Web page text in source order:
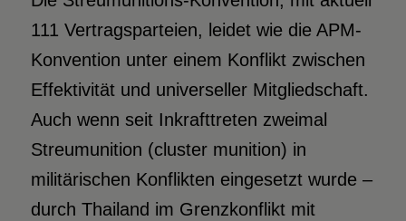
111 Vertragsparteien, leidet wie die APM-
Konvention unter einem Konflikt zwischen
Effektivität und universeller Mitgliedschaft.
Auch wenn seit Inkrafttreten zweimal
Streumunition (cluster munition) in
militärischen Konflikten eingesetzt wurde –
durch Thailand im Grenzkonflikt mit